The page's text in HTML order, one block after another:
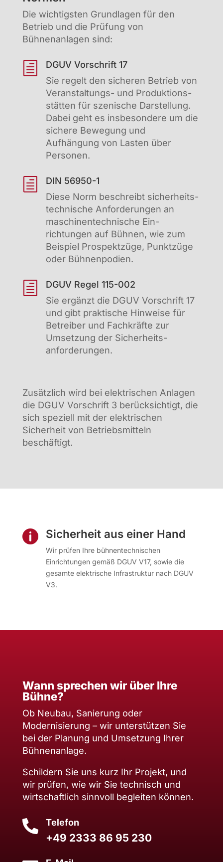
Die wichtigsten Grundlagen für den
Betrieb und die Prüfung von
Bühnenanlagen sind:
h DGUV Vorschrift 17
Sie regelt den sicheren Betrieb von
Veranstaltungs- und Produktions­
stätten für szenische Darstellung.
Dabei geht es insbesondere um die
sichere Bewegung und
Aufhängung von Lasten über
Personen.
h DIN 56950-1
Diese Norm beschreibt sicher­heits­
technische Anforderungen an
maschinen­technische Ein­
richtungen auf Bühnen, wie zum
Beispiel Prospektzüge, Punktzüge
oder Bühnenpodien.
h DGUV Regel 115-002
Sie ergänzt die DGUV Vorschrift 17
und gibt praktische Hinweise für
Betreiber und Fachkräfte zur
Umsetzung der Sicher­heits­
anforderungen.
Zusätzlich wird bei elektrischen Anlagen
die DGUV Vorschrift 3 berücksichtigt, die
sich speziell mit der elektrischen
Sicherheit von Betriebsmitteln
beschäftigt.
 Sicherheit aus einer Hand
Wir prüfen Ihre bühnentechnischen
Einrichtungen gemäß DGUV V17, sowie die
gesamte elektrische Infrastruktur nach DGUV
V3.
Wann sprechen wir über Ihre
Bühne?
Ob Neubau, Sanierung oder
Modernisierung – wir unterstützen Sie
bei der Planung und Umsetzung Ihrer
Bühnenanlage.
Schildern Sie uns kurz Ihr Projekt, und
wir prüfen, wie wir Sie technisch und
wirtschaftlich sinnvoll begleiten können.
 Telefon
+49 2333 86 95 230